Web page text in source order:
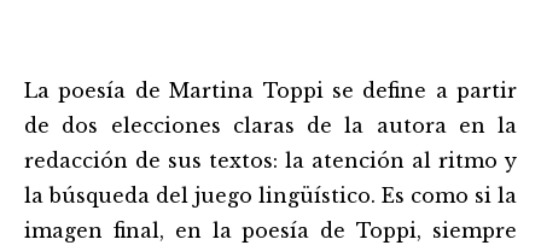
La poesía de Martina Toppi se define a partir
de dos elecciones claras de la autora en la
redacción de sus textos: la atención al ritmo y
la búsqueda del juego lingüístico. Es como si la
imagen final, en la poesía de Toppi, siempre
de
entradas